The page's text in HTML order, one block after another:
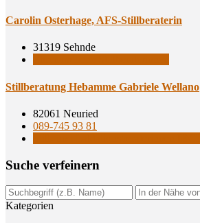
Caro­lin Oster­ha­ge, AFS-Stillberaterin
31319 Sehnde
Still­be­ra­tung Heb­am­me Gabrie­le Wellano
82061 Neuried
089-745 93 81
Suche ver­fei­nern
Kategorien